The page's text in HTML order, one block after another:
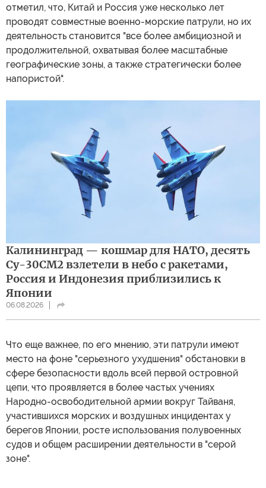
отметил, что, Китай и Россия уже несколько лет
проводят совместные военно-морские патрули, но их
деятельность становится "все более амбициозной и
продолжительной, охватывая более масштабные
географические зоны, а также стратегически более
напористой".
Калининград — кошмар для НАТО, десять
Су-30СМ2 взлетели в небо с ракетами,
Россия и Индонезия приблизились к
Японии
06.08.2026
Что еще важнее, по его мнению, эти патрули имеют
место на фоне "серьезного ухудшения" обстановки в
сфере безопасности вдоль всей первой островной
цепи, что проявляется в более частых учениях
Народно-освободительной армии вокруг Тайваня,
участившихся морских и воздушных инцидентах у
берегов Японии, росте использования полувоенных
судов и общем расширении деятельности в "серой
зоне".